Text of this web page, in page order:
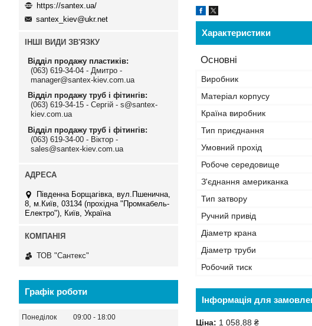
Характеристики
Основні
Виробник
Матеріал корпусу
Країна виробник
Тип приєднання
Умовний прохід
Робоче середовище
З'єднання американка
Тип затвору
Ручний привід
Діаметр крана
Діаметр труби
Робочий тиск
Інформація для
Ціна: 1 058,88 ₴
https://santex.ua/
santex_kiev@ukr.net
ІНШІ ВИДИ ЗВ'ЯЗКУ
Відділ продажу пластиків
(063) 619-34-04 - Дмитро -
manager@santex-kiev.com.ua
Відділ продажу труб і фітингів
(063) 619-34-15 - Сергій - s@santex-
kiev.com.ua
Відділ продажу труб і фітингів
(063) 619-34-00 - Віктор -
sales@santex-kiev.com.ua
Південна Борщагівка, вул.Пшенична,
8, м.Київ, 03134 (прохідна "Промкабель-
Електро"), Київ, Україна
ТОВ "Сантекс"
Графік роботи
Понеділок 09:00 18:00